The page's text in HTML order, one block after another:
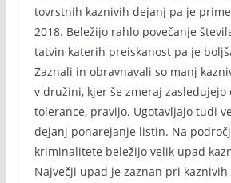
tovrstnih kaznivih dejanj pa je
2018. Beležijo rahlo povečanje
tatvin katerih preiskanost pa je
Zaznali in obravnavali so manj
v družini, kjer še zmeraj zasledujejo
tolerance, pravijo. Ugotavljajo tudi
dejanj ponarejanje listin. Na
kriminalitete beležijo velik upad
Največji upad je zaznan pri